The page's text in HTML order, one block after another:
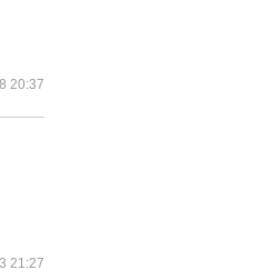
20:37
21:27